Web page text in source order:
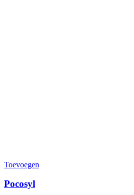
Toevoegen
Pocosyl